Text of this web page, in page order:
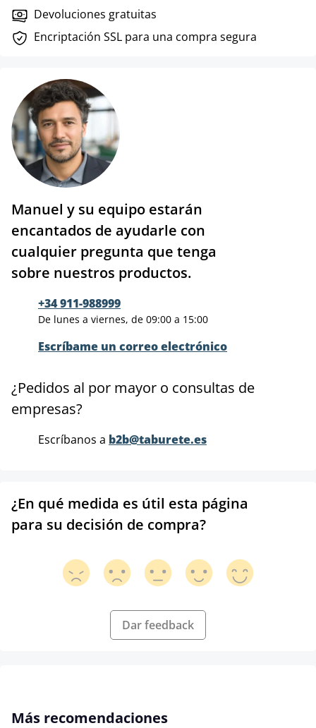
Devoluciones gratuitas
Encriptación SSL para una compra segura
Manuel y su equipo estarán
encantados de ayudarle con
cualquier pregunta que tenga
sobre nuestros productos.
+34 911-988999
De lunes a viernes, de 09:00 a 15:00
Escríbame un correo electrónico
¿Pedidos al por mayor o consultas de
empresas?
Escríbanos a b2b@taburete.es
¿En qué medida es útil esta página
para su decisión de compra?
Dar feedback
Omitir la galería de productos
Más recomendaciones